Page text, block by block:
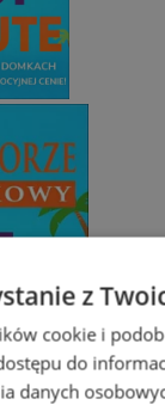
z
cookie i
do
danych